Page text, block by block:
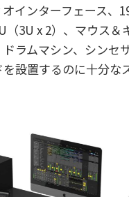
インターフェース、
3U x 2）、マウス＆
ラムマシン、シンセ
設置するのに十分な